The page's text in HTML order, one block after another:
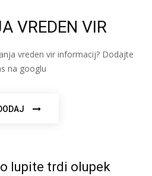
VREDEN VIR
vreden vir informacij? Dodajte
na googlu
lupite trdi olupek